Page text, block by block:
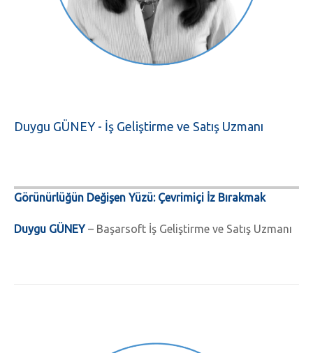
Duygu GÜNEY - İş Geliştirme ve Satış Uzmanı
Görünürlüğün Değişen Yüzü: Çevrimiçi İz Bırakmak
Duygu GÜNEY– Başarsoft İş Geliştirme ve Satış Uzmanı